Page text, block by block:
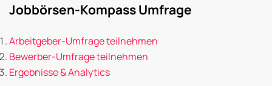
Jobbörsen-Kompass Umfrage
Arbeitgeber-Umfrage teilnehmen
Bewerber-Umfrage teilnehmen
Ergebnisse & Analytics